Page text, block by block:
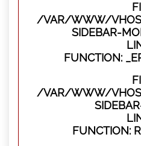
/VAR/WWW/
SIDEBAR-
FUNCTION:
/VAR/WWW/
FUNCTION: